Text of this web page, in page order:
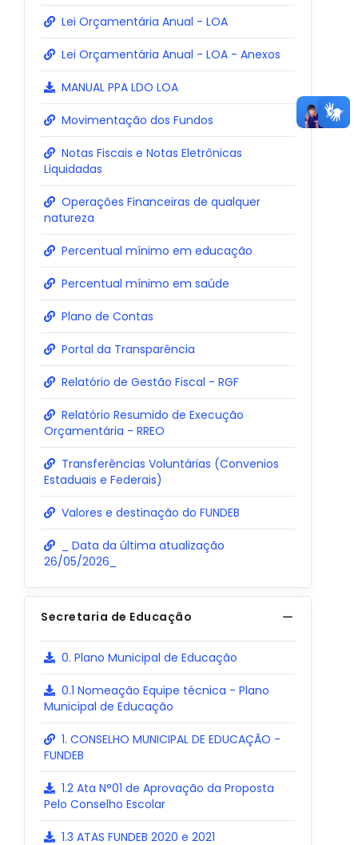
Lei Orçamentária Anual - LOA
Lei Orçamentária Anual - LOA - Anexos
MANUAL PPA LDO LOA
Movimentação dos Fundos
Notas Fiscais e Notas Eletrônicas
Liquidadas
Operações Financeiras de qualquer
natureza
Percentual mínimo em educação
Percentual mínimo em saúde
Plano de Contas
Portal da Transparência
Relatório de Gestão Fiscal - RGF
Relatório Resumido de Execução
Orçamentária - RREO
Transferências Voluntárias (Convenios
Estaduais e Federais)
Valores e destinação do FUNDEB
_ Data da última atualização
26/05/2026_
Secretaria de Educação
0. Plano Municipal de Educação
0.1 Nomeação Equipe técnica - Plano
Municipal de Educação
1. CONSELHO MUNICIPAL DE EDUCAÇÃO -
FUNDEB
1.2 Ata N°01 de Aprovação da Proposta
Pelo Conselho Escolar
1.3 ATAS FUNDEB 2020 e 2021